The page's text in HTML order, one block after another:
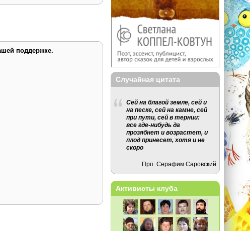
поддержке.
Случайная цитата
Сей на благой земле, сей и
на песке, сей на камне, сей
при пути, сей в тернии:
все где-нибудь да
прозябнет и возрастет, и
плод принесет, хотя и не
скоро
Прп. Серафим Саровский
Активисты клуба